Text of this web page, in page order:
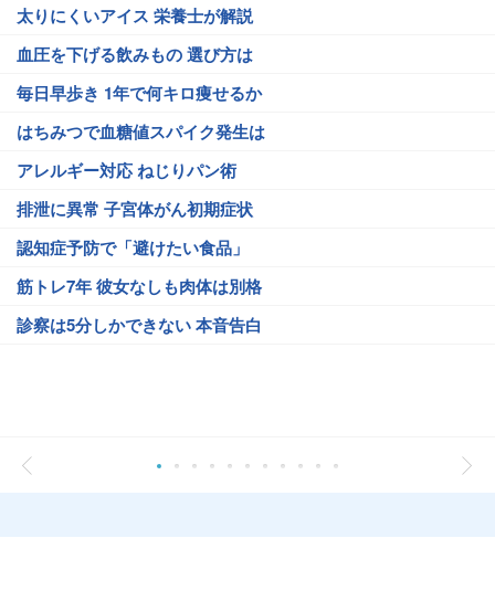
太りにくいアイス 栄養士が解説
血圧を下げる飲みもの 選び方は
毎日早歩き 1年で何キロ痩せるか
はちみつで血糖値スパイク発生は
アレルギー対応 ねじりパン術
排泄に異常 子宮体がん初期症状
認知症予防で「避けたい食品」
筋トレ7年 彼女なしも肉体は別格
診察は5分しかできない 本音告白